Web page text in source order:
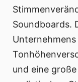
Soundboards.
und eine